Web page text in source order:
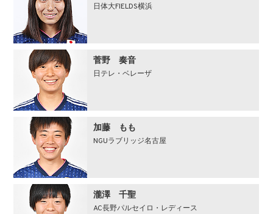
日体大FIELDS横浜
菅野 奏音
日テレ・ベレーザ
加藤 もも
NGUラブリッジ名古屋
瀧澤 千聖
AC長野パルセイロ・レディース